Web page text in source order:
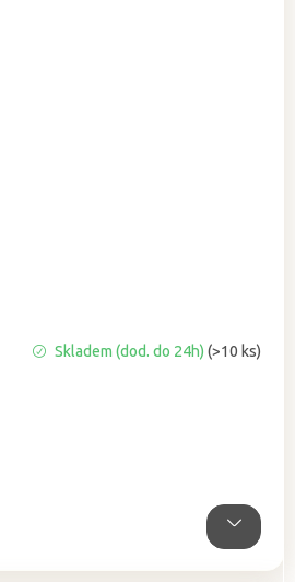
Skladem (dod. do 24h)(>10 ks)